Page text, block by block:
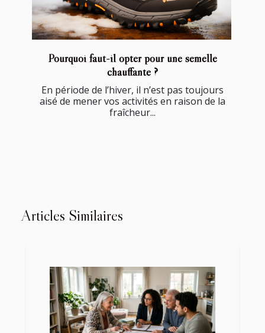
Pourquoi faut-il opter pour une semelle
chauffante ?
En période de l’hiver, il n’est pas toujours
aisé de mener vos activités en raison de la
fraîcheur...
Articles Similaires